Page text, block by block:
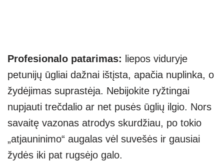
Profesionalo patarimas: liepos viduryje
petunijų ūgliai dažnai ištįsta, apačia nuplinka, o
žydėjimas suprastėja. Nebijokite ryžtingai
nupjauti trečdalio ar net pusės ūglių ilgio. Nors
savaitę vazonas atrodys skurdžiau, po tokio
„atjauninimo“ augalas vėl suvešės ir gausiai
žydės iki pat rugsėjo galo.